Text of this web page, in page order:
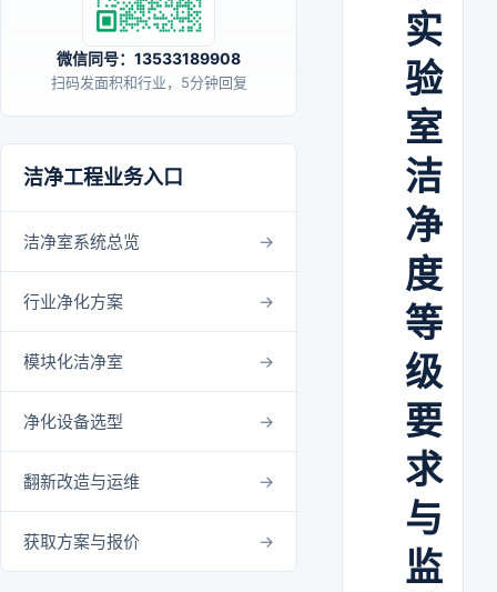
微信同号：13533189908
扫码发面积和行业，5分钟回复
洁净工程业务入口
洁净室系统总览
行业净化方案
模块化洁净室
净化设备选型
翻新改造与运维
获取方案与报价
实
验
室
洁
净
度
等
级
要
求
与
监